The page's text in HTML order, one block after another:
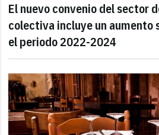
El nuevo convenio del sector
colectiva incluye un aumento
el periodo 2022-2024